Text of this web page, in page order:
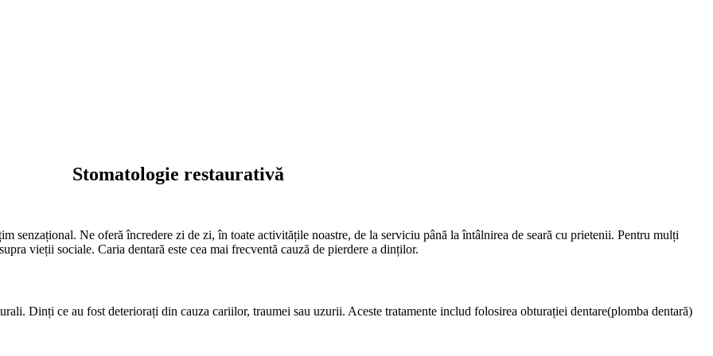
Stomatologie restaurativă
senzațional. Ne oferă încredere zi de zi, în toate activitățile noastre, de la serviciu până la întâlnirea de seară cu prietenii. Pentru mulți
vieții sociale. Caria dentară este cea mai frecventă cauză de pierdere a dinților.
Dinți ce au fost deteriorați din cauza cariilor, traumei sau uzurii. Aceste tratamente includ folosirea obturației dentare(plomba dentară)